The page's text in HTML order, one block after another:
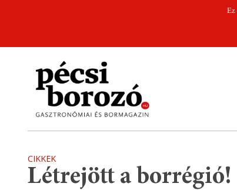
Ez
CIKKEK
Létrejött a borrégió!